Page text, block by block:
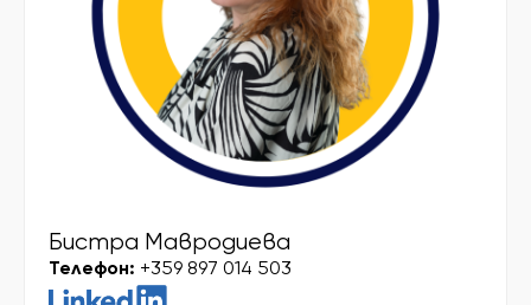
Бистра Мавродиева
Телефон: +359 897 014 503